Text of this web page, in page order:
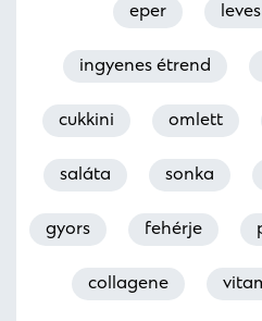
eper leves
ingyenes étrend
cukkini omlett
saláta sonka
gyors fehérje
collagene